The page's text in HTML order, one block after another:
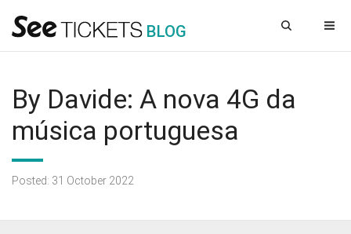
BLOG
By Davide: A nova 4G da
música portuguesa
Posted: 31 October 2022